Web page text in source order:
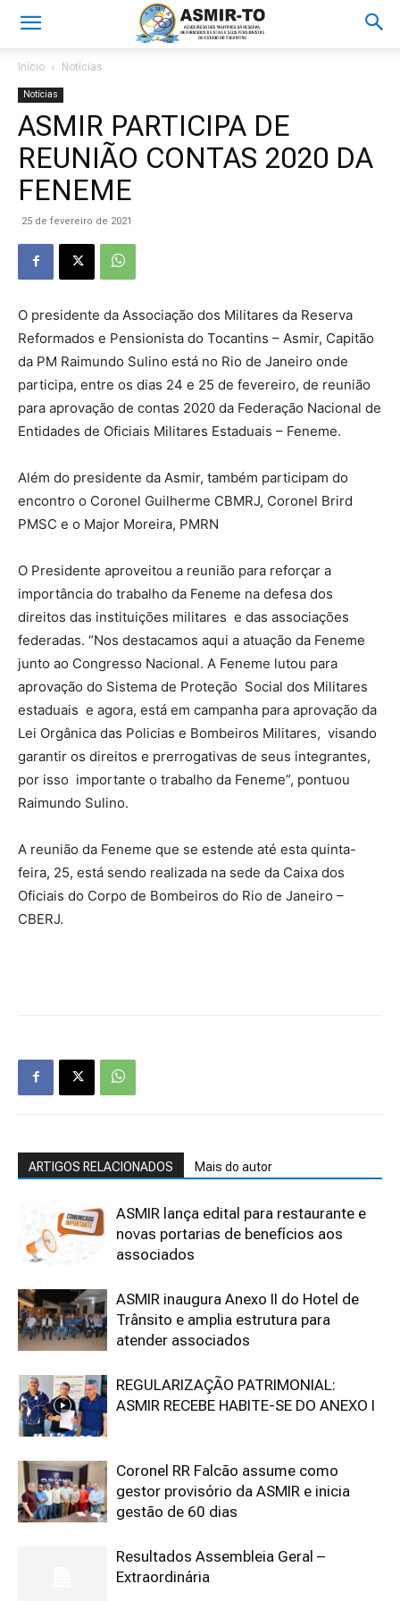
Início Notícias
Notícias
ASMIR PARTICIPA DE
REUNIÃO CONTAS 2020 DA
FENEME
25 de fevereiro de 2021
O presidente da Associação dos Militares da Reserva
Reformados e Pensionista do Tocantins – Asmir, Capitão
da PM Raimundo Sulino está no Rio de Janeiro onde
participa, entre os dias 24 e 25 de fevereiro, de reunião
para aprovação de contas 2020 da Federação Nacional de
Entidades de Oficiais Militares Estaduais – Feneme.
Além do presidente da Asmir, também participam do
encontro o Coronel Guilherme CBMRJ, Coronel Brird
PMSC e o Major Moreira, PMRN
O Presidente aproveitou a reunião para reforçar a
importância do trabalho da Feneme na defesa dos
direitos das instituições militares e das associações
federadas. “Nos destacamos aqui a atuação da Feneme
junto ao Congresso Nacional. A Feneme lutou para
aprovação do Sistema de Proteção Social dos Militares
estaduais e agora, está em campanha para aprovação da
Lei Orgânica das Policias e Bombeiros Militares, visando
garantir os direitos e prerrogativas de seus integrantes,
por isso importante o trabalho da Feneme”, pontuou
Raimundo Sulino.
A reunião da Feneme que se estende até esta quinta-
feira, 25, está sendo realizada na sede da Caixa dos
Oficiais do Corpo de Bombeiros do Rio de Janeiro –
CBERJ.
ARTIGOS RELACIONADOS Mais do autor
ASMIR lança edital para restaurante e
novas portarias de benefícios aos
associados
ASMIR inaugura Anexo II do Hotel de
Trânsito e amplia estrutura para
atender associados
REGULARIZAÇÃO PATRIMONIAL:
ASMIR RECEBE HABITE-SE DO ANEXO I
Coronel RR Falcão assume como
gestor provisório da ASMIR e inicia
gestão de 60 dias
Resultados Assembleia Geral –
Extraordinária